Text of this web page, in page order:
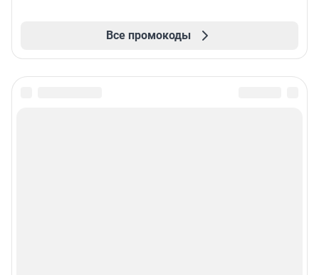
Все промокоды